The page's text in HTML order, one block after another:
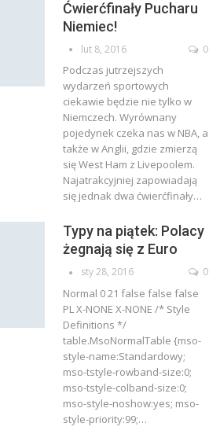
Ćwierćfinały Pucharu
Niemiec!
lut 8, 2016 0
Podczas jutrzejszych
wydarzeń sportowych
ciekawie będzie nie tylko w
Niemczech. Wyrównany
pojedynek czeka nas w NBA, a
także w Anglii, gdzie zmierzą
się West Ham z Livepoolem.
Najatrakcyjniej zapowiadają
się jednak dwa ćwierćfinały…
Typy na piątek: Polacy
żegnają się z Euro
sty 28, 2016 0
Normal 0 21 false false false
PL X-NONE X-NONE /* Style
Definitions */
table.MsoNormalTable {mso-
style-name:Standardowy;
mso-tstyle-rowband-size:0;
mso-tstyle-colband-size:0;
mso-style-noshow:yes; mso-
style-priority:99;…